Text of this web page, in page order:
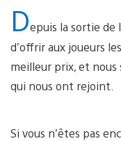
Depuis la sortie de
d’offrir aux joueurs
meilleur prix, et nous
qui nous ont rejoint.
Si vous n’êtes pas